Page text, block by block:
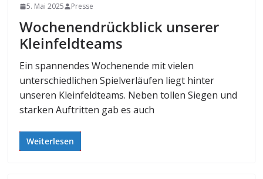
5. Mai 2025 Presse
Wochenendrückblick unserer
Kleinfeldteams
Ein spannendes Wochenende mit vielen
unterschiedlichen Spielverläufen liegt hinter
unseren Kleinfeldteams. Neben tollen Siegen und
starken Auftritten gab es auch
Weiterlesen